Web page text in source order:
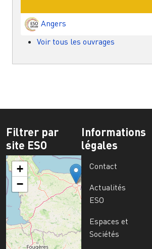
Angers
Voir tous les ouvrages
Filtrer par
site ESO
+
−
Informations
légales
Contact
Actualités
ESO
Espaces et
Sociétés